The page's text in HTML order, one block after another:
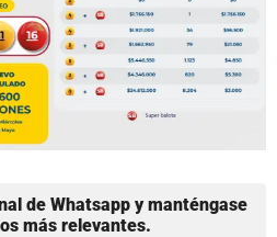
de Whatsapp y manténgase
más relevantes.